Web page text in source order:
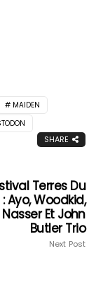
MAIDEN
SHARE
Terres Du
Ayo, Woodkid,
Nasser Et John
Butler Trio
Next Post